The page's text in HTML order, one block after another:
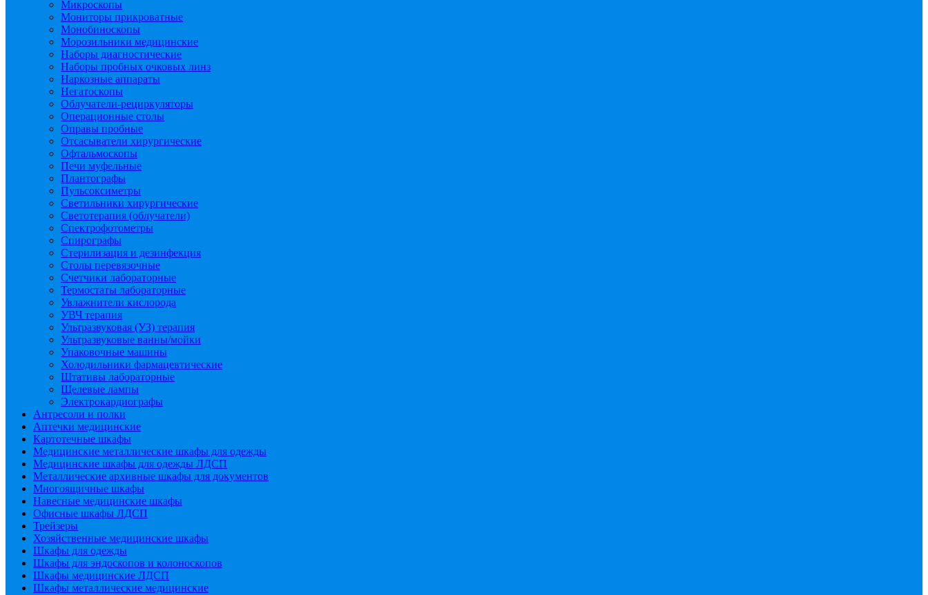
Микроскопы
Мониторы прикроватные
Монобиноскопы
Морозильники медицинские
Наборы диагностические
Наборы пробных очковых линз
Наркозные аппараты
Негатоскопы
Облучатели-рециркуляторы
Операционные столы
Оправы пробные
Отсасыватели хирургические
Офтальмоскопы
Печи муфельные
Плантографы
Пульсоксиметры
Светильники хирургические
Светотерапия (облучатели)
Спектрофотометры
Спирографы
Стерилизация и дезинфекция
Столы перевязочные
Счетчики лабораторные
Термостаты лабораторные
Увлажнители кислорода
УВЧ терапия
Ультразвуковая (УЗ) терапия
Ультразвуковые ванны/мойки
Упаковочные машины
Холодильники фармацевтические
Штативы лабораторные
Щелевые лампы
Электрокардиографы
Антресоли и полки
Аптечки медицинские
Картотечные шкафы
Медицинские металлические шкафы для одежды
Медицинские шкафы для одежды ЛДСП
Металлические архивные шкафы для документов
Многоящичные шкафы
Навесные медицинские шкафы
Офисные шкафы ЛДСП
Трейзеры
Хозяйственные медицинские шкафы
Шкафы для одежды
Шкафы для эндоскопов и колоноскопов
Шкафы медицинские ЛДСП
Шкафы металлические медицинские